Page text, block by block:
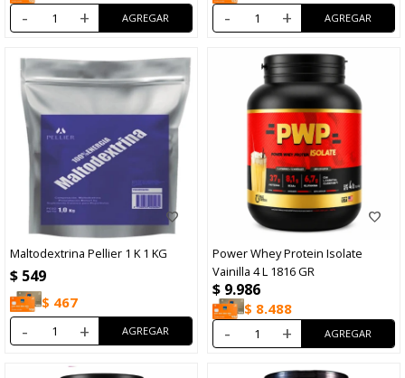
- + - +
Maltodextrina Pellier 1 K 1 KG
$ 549
$ 467
- +
Power Whey Protein Isolate
Vainilla 4 L 1816 GR
$ 9.986
$ 8.488
- +